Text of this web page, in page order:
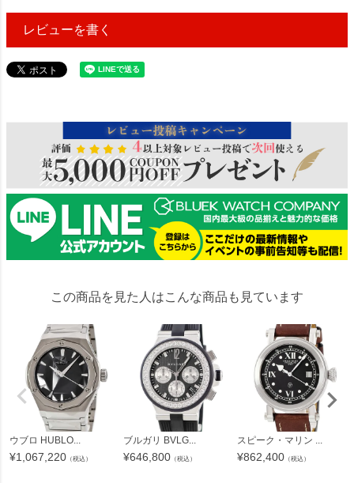
レビューを書く
この商品を見た人はこんな商品も見ています
ウブロ HUBLO...
¥1,067,220 （税込）
ブルガリ BVLG...
¥646,800 （税込）
スピーク・マリン ...
¥862,400 （税込）